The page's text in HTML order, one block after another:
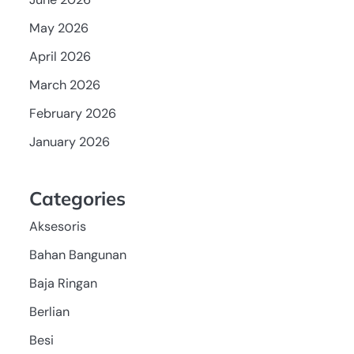
May 2026
April 2026
March 2026
February 2026
January 2026
Categories
Aksesoris
Bahan Bangunan
Baja Ringan
Berlian
Besi